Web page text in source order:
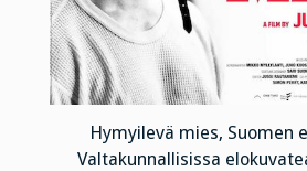
Hymyilevä mies, Suomen
Valtakunnallisissa